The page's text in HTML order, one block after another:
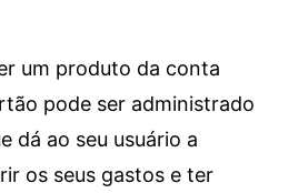
um produto da conta
pode ser administrado
dá ao seu usuário a
os seus gastos e ter